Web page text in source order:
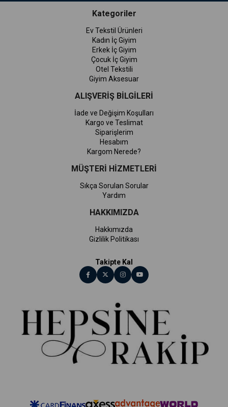
Kategoriler
Ev Tekstil Ürünleri
Kadın İç Giyim
Erkek İç Giyim
Çocuk İç Giyim
Otel Tekstili
Giyim Aksesuar
ALIŞVERİŞ BİLGİLERİ
İade ve Değişim Koşulları
Kargo ve Teslimat
Siparişlerim
Hesabım
Kargom Nerede?
MÜŞTERİ HİZMETLERİ
Sıkça Sorulan Sorular
Yardım
HAKKIMIZDA
Hakkımızda
Gizlilik Politikası
Takipte Kal